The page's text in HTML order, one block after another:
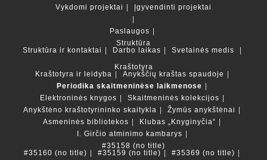
Vykdomi projektai
Įgyvendinti projektai
Paslaugos
Struktūra
Struktūra ir kontaktai
Darbo laikas
Svetainės medis
Kraštotyra
Kraštotyra ir leidyba
Anykščių kraštas spaudoje
Periodika skaitmeninėse laikmenose
Elektroninės knygos
Skaitmeninės kolekcijos
Anykštėno kraštotyrininko skaitykla
Žymūs anykštėnai
Asmeninės bibliotekos
Klubas „Knyginyčia“
I. Girčio atminimo kambarys
#35158 (no title)
#35160 (no title)
#35159 (no title) #35369 (no title)